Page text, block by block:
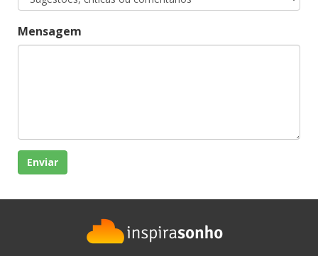
Mensagem
Enviar